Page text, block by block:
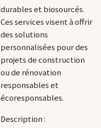
durables et biosourcés.
Ces services visent à offrir
des solutions
personnalisées pour des
projets de construction
ou de rénovation
responsables et
écoresponsables.
Description :